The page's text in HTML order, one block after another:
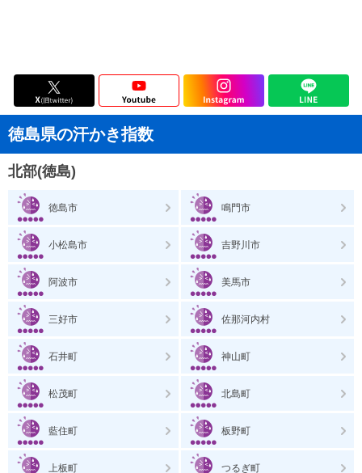
徳島県の汗かき指数
北部(徳島)
徳島市 鳴門市
小松島市 吉野川市
阿波市 美馬市
三好市 佐那河内村
石井町 神山町
松茂町 北島町
藍住町 板野町
上板町 つるぎ町